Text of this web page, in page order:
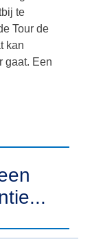
te
Tour de
kan
gaat. Een